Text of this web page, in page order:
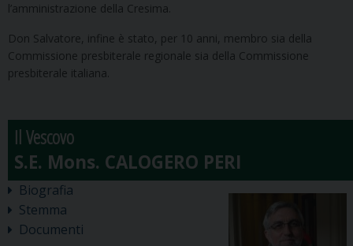
l’amministrazione della Cresima.
Don Salvatore, infine è stato, per 10 anni, membro sia della
Commissione presbiterale regionale sia della Commissione
presbiterale italiana.
Il Vescovo
Biografia
Stemma
Documenti